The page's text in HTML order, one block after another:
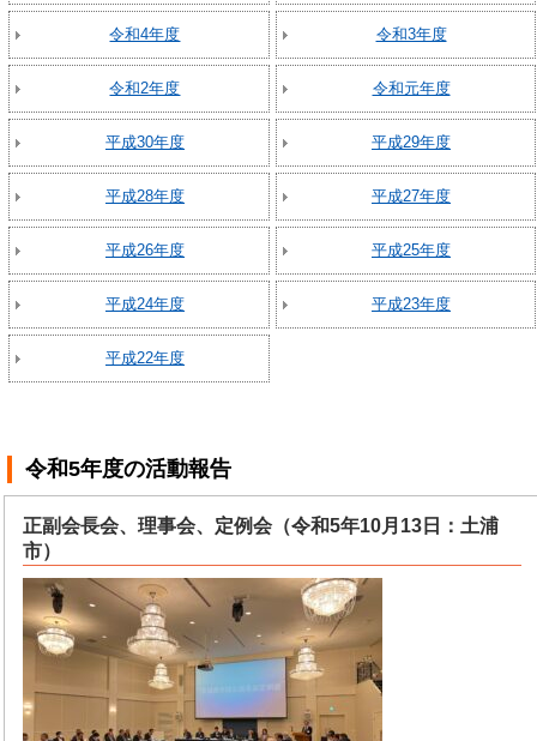
令和4年度 令和3年度
令和2年度 令和元年度
平成30年度 平成29年度
平成28年度 平成27年度
平成26年度 平成25年度
平成24年度 平成23年度
平成22年度
令和5年度の活動報告
正副会長会、理事会、定例会（令和5年10月13日：土浦
市）